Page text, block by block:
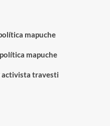
mapuche
mapuche
activista travesti